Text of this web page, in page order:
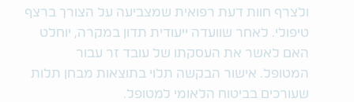
ולצרף חוות דעת רפואית שמצביעה על הצורך ברצף
טיפולי. לאחר שוועדה ייעודית תדון במקרה, יוחלט
האם לאשר את העסקתו של עובד זר עבור
המטופל. אישור הבקשה תלוי בתוצאות מבחן תלות
שעורכים בביטוח הלאומי למטופל.